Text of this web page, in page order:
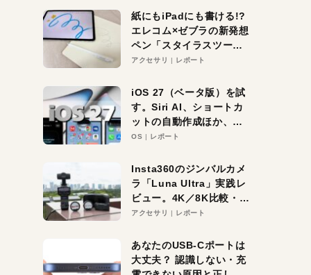
紙にもiPadにも書ける!?
エレコム×ゼブラの新発想
ペン「スタイラスツーウ
ェイ」レビュー。持ち替
アクセサリ レポート
iOS 27（ベータ版）を試
す。Siri AI、ショートカ
ットの自動作成ほか、期
待大の便利機能5選。
る未来はすぐそこ！
OS レポート
Insta360のジンバルカメ
ラ「Luna Ultra」実践レ
ビュー。4K／8K比較・ズ
ーム・夜間撮影をチェッ
アクセサリ レポート
あなたのUSB-Cポートは
大丈夫？ 認識しない・充